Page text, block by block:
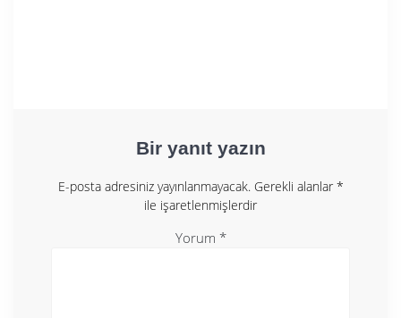
Bir yanıt yazın
E-posta adresiniz yayınlanmayacak. Gerekli alanlar *
ile işaretlenmişlerdir
Yorum *